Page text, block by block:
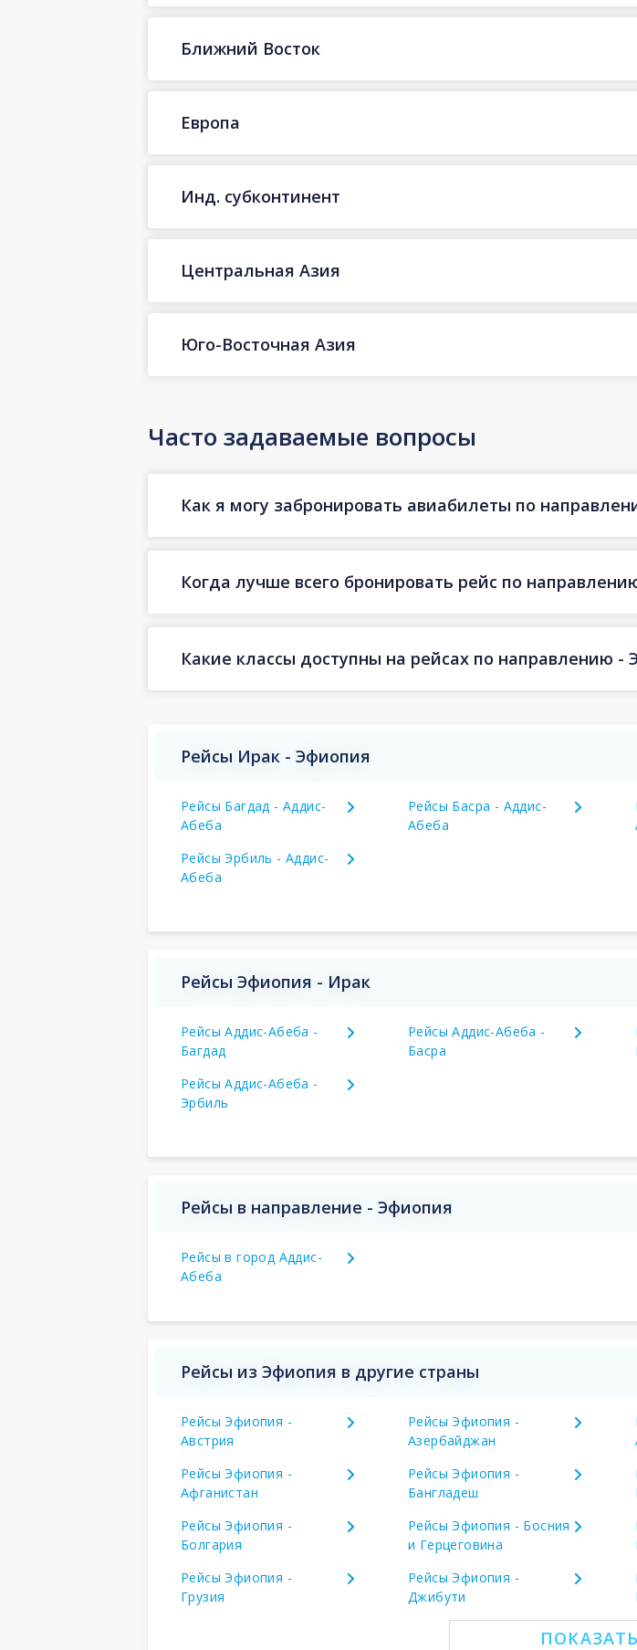
Ближний Восток
Европа
Инд. субконтинент
Центральная Азия
Юго-Восточная Азия
Часто задаваемые вопросы
Как я могу забронировать авиабилеты по
Когда лучше всего бронировать рейс по
Какие классы доступны на рейсах по направлению -
Рейсы Ирак - Эфиопия
Рейсы Багдад - Аддис-
Абеба
Рейсы Басра - Аддис-
Абеба
Рейсы Эрбиль - Аддис-
Абеба
Рейсы Эфиопия - Ирак
Рейсы Аддис-Абеба -
Багдад
Рейсы Аддис-Абеба -
Басра
Рейсы Аддис-Абеба -
Эрбиль
Рейсы в направление - Эфиопия
Рейсы в город Аддис-
Абеба
Рейсы из Эфиопия в другие страны
Рейсы Эфиопия -
Австрия
Рейсы Эфиопия -
Азербайджан
Рейсы Эфиопия -
Афганистан
Рейсы Эфиопия -
Бангладеш
Рейсы Эфиопия -
Болгария
Рейсы Эфиопия - Босния
и Герцеговина
Рейсы Эфиопия -
Грузия
Рейсы Эфиопия -
Джибути